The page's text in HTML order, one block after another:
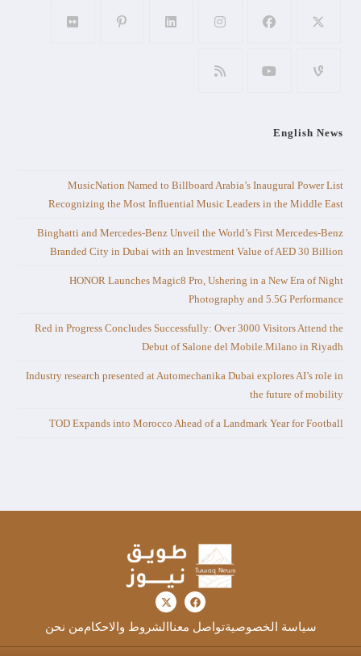
English News
MusicNation Named to Billboard Arabia’s Inaugural Power List
Recognizing the Most Influential Music Leaders in the Middle East
Binghatti and Mercedes-Benz Unveil the World’s First Mercedes-Benz
Branded City in Dubai with an Investment Value of AED 30 Billion
HONOR Launches Magic8 Pro, Ushering in a New Era of Night
Photography and 5.5G Performance
Red in Progress Concludes Successfully: Over 3000 Visitors Attend the
Debut of Salone del Mobile.Milano in Riyadh
Industry research presented at Automechanika Dubai explores AI’s role in
the future of mobility
TOD Expands into Morocco Ahead of a Landmark Year for Football
سياسة الخصوصيةتواصل معنا الشروط والاحكاممن نحن